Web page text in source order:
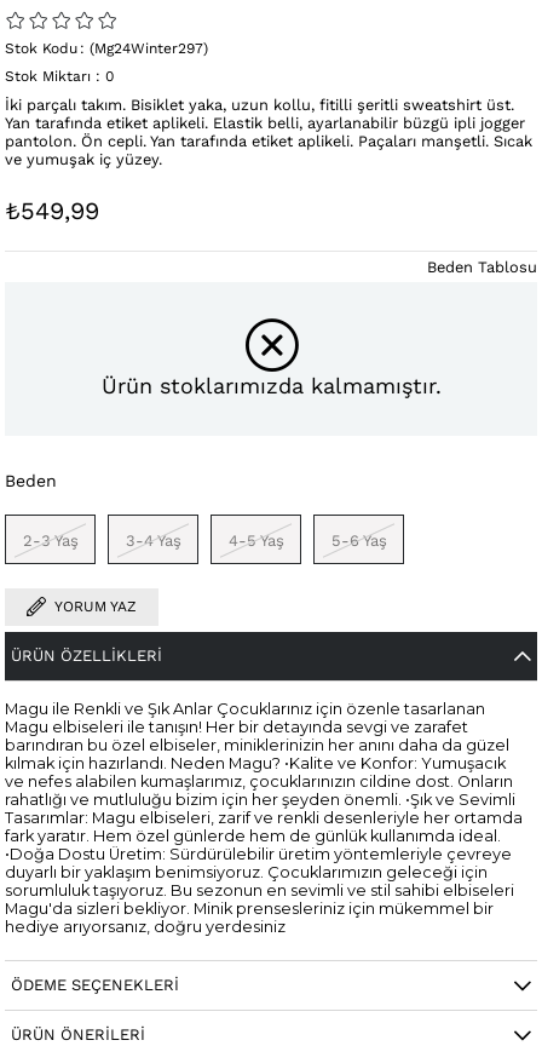
(Mg24Winter297)
Stok Kodu
Stok Miktarı : 0
İki parçalı takım. Bisiklet yaka, uzun kollu, fitilli şeritli sweatshirt üst.
Yan tarafında etiket aplikeli. Elastik belli, ayarlanabilir büzgü ipli jogger
pantolon. Ön cepli. Yan tarafında etiket aplikeli. Paçaları manşetli. Sıcak
ve yumuşak iç yüzey.
₺549,99
Ürün stoklarımızda kalmamıştır.
Beden
2-3 Yaş 3-4 Yaş 4-5 Yaş 5-6 Yaş
Beden Tablosu
YORUM YAZ
ÜRÜN ÖZELLIKLERI
Magu ile Renkli ve Şık Anlar Çocuklarınız için özenle tasarlanan
Magu elbiseleri ile tanışın! Her bir detayında sevgi ve zarafet
barındıran bu özel elbiseler, miniklerinizin her anını daha da güzel
kılmak için hazırlandı. Neden Magu? •Kalite ve Konfor: Yumuşacık
ve nefes alabilen kumaşlarımız, çocuklarınızın cildine dost. Onların
rahatlığı ve mutluluğu bizim için her şeyden önemli. •Şık ve Sevimli
Tasarımlar: Magu elbiseleri, zarif ve renkli desenleriyle her ortamda
fark yaratır. Hem özel günlerde hem de günlük kullanımda ideal.
•Doğa Dostu Üretim: Sürdürülebilir üretim yöntemleriyle çevreye
duyarlı bir yaklaşım benimsiyoruz. Çocuklarımızın geleceği için
sorumluluk taşıyoruz. Bu sezonun en sevimli ve stil sahibi elbiseleri
Magu'da sizleri bekliyor. Minik prensesleriniz için mükemmel bir
hediye arıyorsanız, doğru yerdesiniz
ÖDEME SEÇENEKLERI
ÜRÜN ÖNERILERI